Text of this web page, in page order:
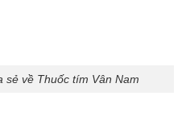
sẻ về Thuốc tím Vân Nam